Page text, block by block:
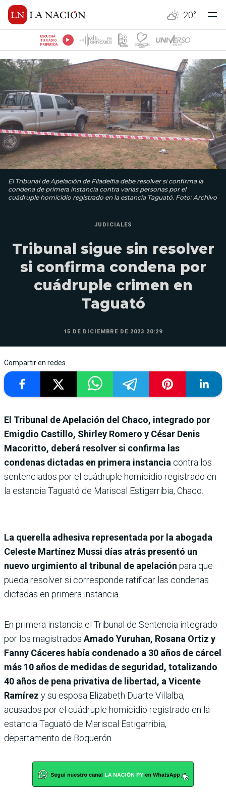
20°
ESCUCHÁ
TU RADIO
PREFERIDA
El Tribunal de Apelación de Filadelfia debe resolver si confirma la
condena de primera instancia contra varias personas por el
cuádruple homicidio registrado en la estancia Taguató. Foto: Archivo
JUDICIALES
Tribunal sigue sin resolver
si confirma condena por
cuádruple crimen en
Taguató
15 DE DICIEMBRE DE 2023 20:29
Compartir en redes
El Tribunal de Apelación del Chaco, integrado por
Emigdio Castillo, Shirley Romero y César Denis
Macoritto, deberá resolver si confirma las
condenas dictadas en primera instancia contra los
sentenciados por el cuádruple homicidio registrado en
la estancia Taguató de Mariscal Estigarribia, Chaco.
La querella adhesiva representada por la abogada
Celeste Martínez Mussi días atrás presentó un
nuevo urgimiento al tribunal de apelación para que
pueda resolver si corresponde ratificar las condenas
dictadas en primera instancia.
En primera instancia el Tribunal de Sentencia integrado
por los magistrados Amado Yuruhan, Rosana Ortiz y
Fanny Cáceres había condenado a 30 años de cárcel
más 10 años de medidas de seguridad, totalizando
40 años de pena privativa de libertad, a Vicente
Ramírez y su esposa Elizabeth Duarte Villalba,
acusados por el cuádruple homicidio registrado en la
estancia Taguató de Mariscal Estigarribia,
departamento de Boquerón.